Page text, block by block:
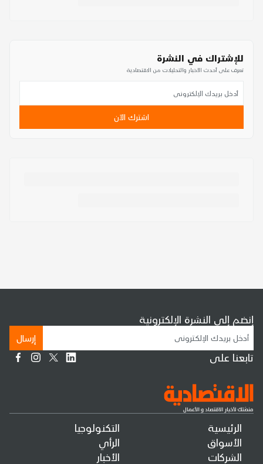
للإشتراك في النشرة
تعرف على أحدث الأخبار والتحليلات من الاقتصادية
اشترك الآن
الرئيسية
الأسواق
الشركات
التكنولوجيا
الرأي
الأخبار
إنضم إلى النشرة الإلكترونية
إرسال
تابعنا على